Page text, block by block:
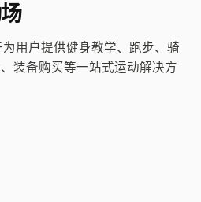
用户提供健身教学、跑步、骑
装备购买等一站式运动解决方